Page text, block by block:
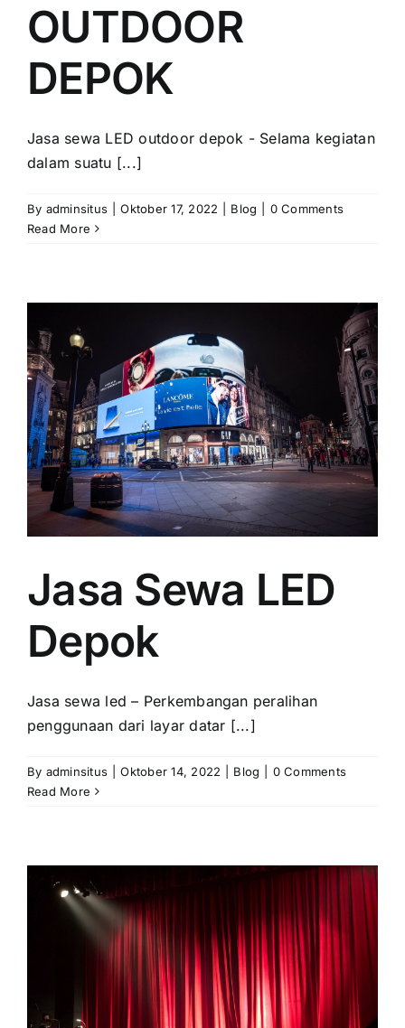
OUTDOOR
DEPOK
Jasa sewa LED outdoor depok - Selama kegiatan
dalam suatu [...]
By adminsitus Oktober 17, 2022 Blog
0 Comments
Read More
Jasa Sewa LED
Depok
Jasa sewa led – Perkembangan peralihan
penggunaan dari layar datar [...]
By adminsitus Oktober 14, 2022 Blog
0 Comments
Read More